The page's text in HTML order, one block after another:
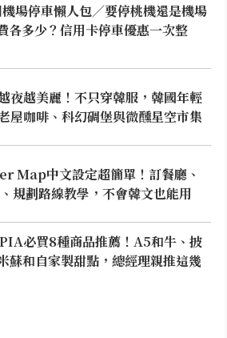
場停車懶人包／要停桃機還是機場
各多少？信用卡停車優惠一次整
夜越美麗！不只穿韓服，韓國年輕
屋咖啡、科幻碉堡與微醺星空市集
Map中文設定超簡單！訂餐廳、
規劃路線教學，不會韓文也能用
必買8種商品推薦！A5和牛、披
蘇和自家製甜點，總經理親推這幾